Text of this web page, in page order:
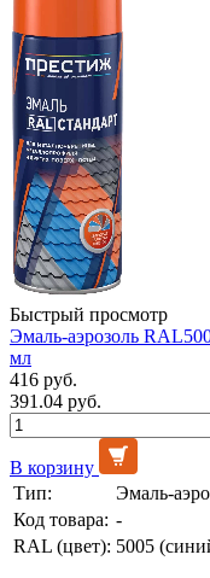
Быстрый просмотр
Эмаль-аэрозоль
мл
416 руб.
391.04 руб.
В корзину
Тип:
Эмаль-
Код товара: -
RAL (цвет): 5005